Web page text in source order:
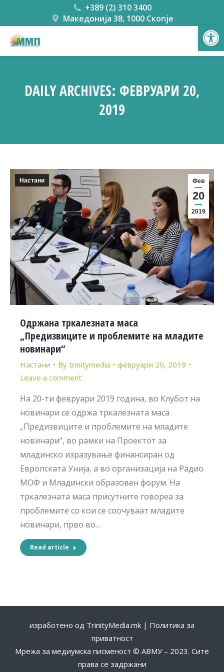
+389 (2) 310 3400
Македонија 38, 1000 Скопје
DAILY ARCHIVES: ФЕВРУАРИ 20,
2019
Фев
20
2019
Настани
Одржана тркалезната маса
„Предизвиците и проблемите на младите
новинари“
Настани By trinitymedia
февруари 20, 2019
Leave a comment
На 20-ти февруари 2019 година, во Клубот на
новинари се одржа тркалезната маса
„Предизвиците и проблемите на младите
новинари“, во рамки на Проектот за
младинско изразување финансиран од
Европската Унија, а во организација на Радио
МОФ и Младински образовен форум. На
тркалезната маса присутните говореа за
проблемите со кои се соочуваат младите
новинари, прво во…
Read article
изработено од TrinityMedia.mk | Политика за
приватност
Мрежа за медиумска писменост © АВМУ – 2023. Сите
права се задржани